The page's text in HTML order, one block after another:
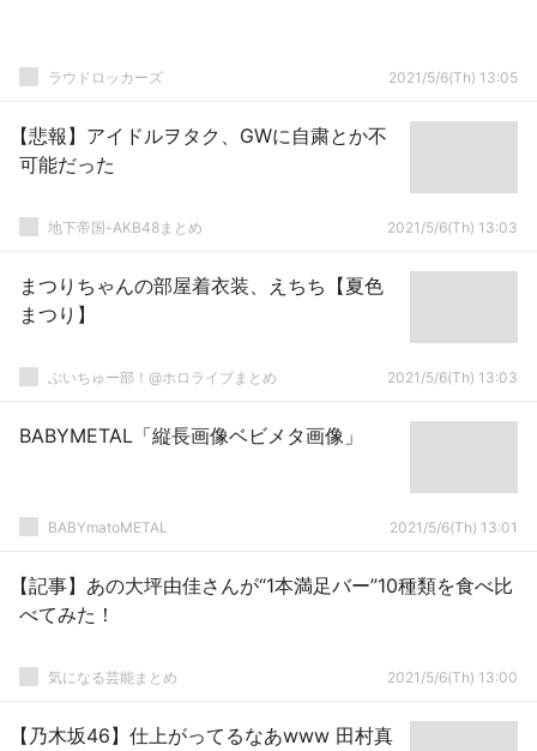
ラウドロッカーズ 2021/5/6(Th) 13:05
【悲報】アイドルヲタク、GWに自粛とか不
可能だった
地下帝国-AKB48まとめ 2021/5/6(Th) 13:03
まつりちゃんの部屋着衣装、えちち【夏色
まつり】
ぶいちゅー部！@ホロライブまとめ 2021/5/6(Th) 13:03
BABYMETAL「縦長画像ベビメタ画像」
BABYmatoMETAL 2021/5/6(Th) 13:01
【記事】あの大坪由佳さんが“1本満足バー”10種類を食べ比
べてみた！
気になる芸能まとめ 2021/5/6(Th) 13:00
【乃木坂46】仕上がってるなあwww 田村真